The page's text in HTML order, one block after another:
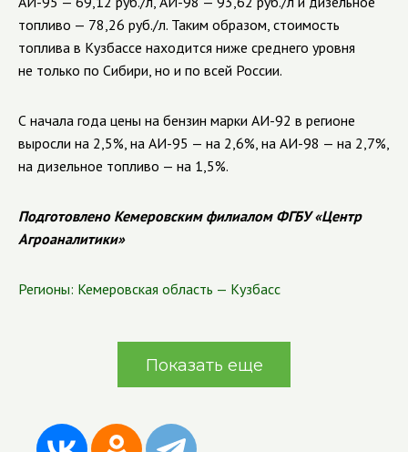
топливо — 78,26 руб./л. Таким образом, стоимость
топлива в Кузбассе находится ниже среднего уровня
не только по Сибири, но и по всей России.
С начала года цены на бензин марки АИ-92 в регионе
выросли на 2,5%, на АИ-95 — на 2,6%, на АИ-98 — на 2,7%,
на дизельное топливо — на 1,5%.
Подготовлено Кемеровским филиалом ФГБУ «Центр
Агроаналитики»
Регионы: Кемеровская область — Кузбасс
Показать еще